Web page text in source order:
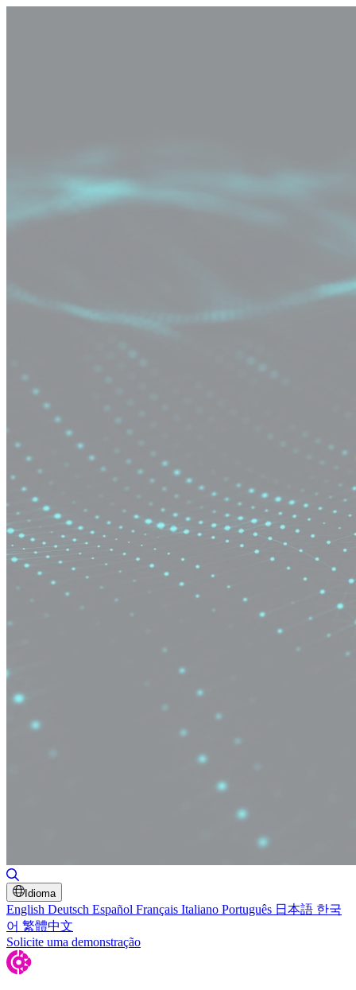
Idioma
English Deutsch Español Français Italiano Português 日本語 한국
어 繁體中文
Solicite uma demonstração